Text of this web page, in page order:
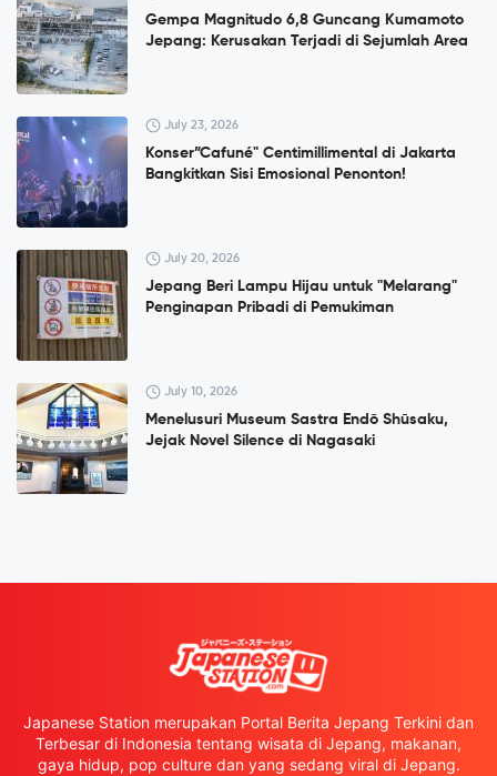
Gempa Magnitudo 6,8 Guncang Kumamoto
Jepang: Kerusakan Terjadi di Sejumlah Area
July 23, 2026
Konser”Cafuné" Centimillimental di Jakarta
Bangkitkan Sisi Emosional Penonton!
July 20, 2026
Jepang Beri Lampu Hijau untuk "Melarang"
Penginapan Pribadi di Pemukiman
July 10, 2026
Menelusuri Museum Sastra Endō Shūsaku,
Jejak Novel Silence di Nagasaki
Japanese Station merupakan Portal Berita Jepang Terkini dan
Terbesar di Indonesia tentang wisata di Jepang, makanan,
gaya hidup, pop culture dan yang sedang viral di Jepang.